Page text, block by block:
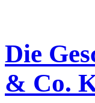
Die
& Co.